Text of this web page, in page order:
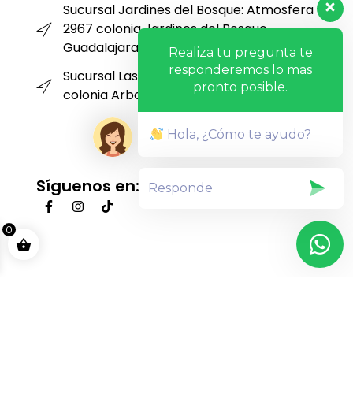
Sucursal Jardines del Bosque: Atmosfera
2967 colonia Jardines del Bosque
Guadalajara Jalisco Mexico
Sucursal Las Águilas: Serpentario 3711
colonia Arboledas Zapopan ,Mexico
Síguenos en:
0
Realiza tu pregunta te
responderemos lo mas
pronto posible.
Hola, ¿Cómo te ayudo?